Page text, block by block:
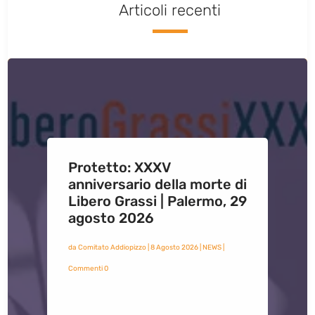
Articoli recenti
Protetto: XXXV
anniversario della morte di
Libero Grassi | Palermo, 29
agosto 2026
da Comitato Addiopizzo| 8 Agosto 2026| NEWS|
Commenti 0